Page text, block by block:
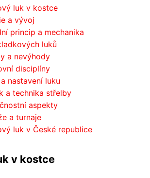
luk v kostce
a vývoj
princip a mechanika
luků
a nevýhody
disciplíny
nastavení luku
a technika střelby
aspekty
a turnaje
luk v České republice
v kostce